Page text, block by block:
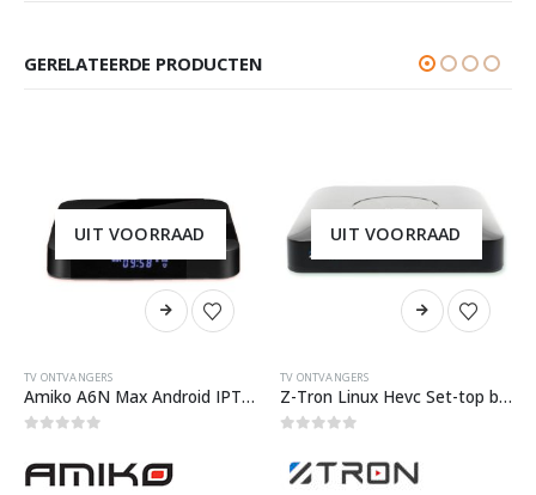
GERELATEERDE PRODUCTEN
UIT VOORRAAD
TV ONTVANGERS
Amiko A6N Max Android IPTV Media Player
UIT VOORRAAD
TV ONTVANGERS
Z-Tron Linux Hevc Set-top box